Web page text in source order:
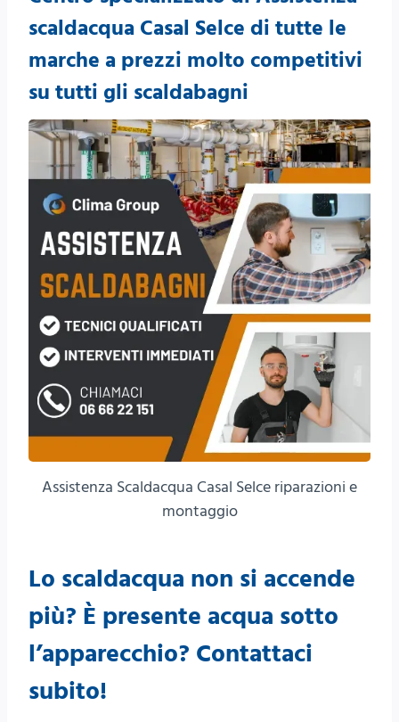
scaldacqua Casal Selce di tutte le
marche a prezzi molto competitivi
su tutti gli scaldabagni
Assistenza Scaldacqua Casal Selce riparazioni e
montaggio
Lo scaldacqua non si accende
più? È presente acqua sotto
l’apparecchio? Contattaci
subito!